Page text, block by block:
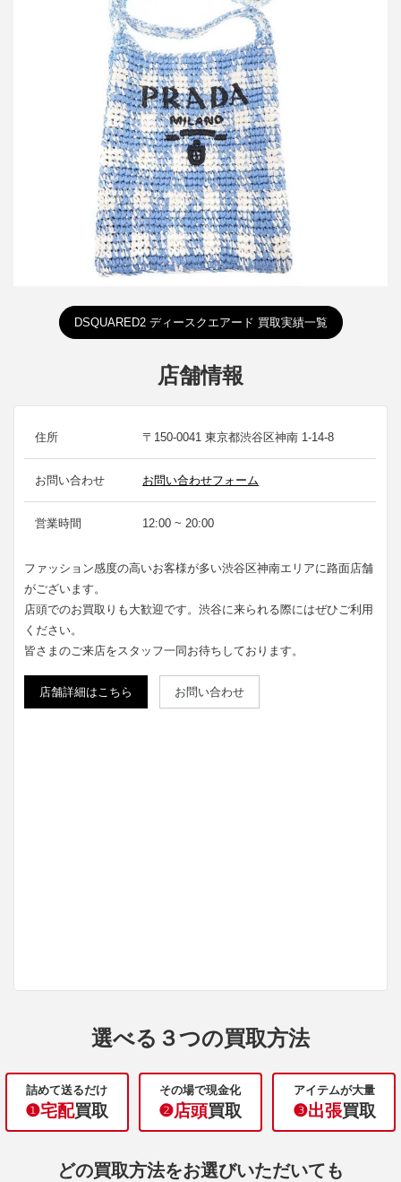
プラダ ラフィアショルダーバッグ 1BC184
買取金額45,000円
詳しく見る
DSQUARED2 ディースクエアード 買取実績一覧
店舗情報
住所 〒150-0041 東京都渋谷区神南 1-14-8
お問い合わせ お問い合わせフォーム
営業時間 12:00 ~ 20:00
ファッション感度の高いお客様が多い渋谷区神南エリアに路面店舗
がございます。
店頭でのお買取りも大歓迎です。渋谷に来られる際にはぜひご利用
ください。
皆さまのご来店をスタッフ一同お待ちしております。
店舗詳細はこちら お問い合わせ
選べる３つの買取方法
詰めて送るだけ
❶宅配買取
その場で現金化
❷店頭買取
アイテムが大量
❸出張買取
どの買取方法をお選びいただいても